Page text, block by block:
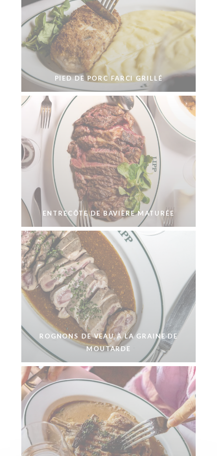
PIED DE PORC FARCI GRILLÉ
ENTRECÔTE DE BAVIÈRE MATURÉE
ROGNONS DE VEAU À LA GRAINE DE
MOUTARDE